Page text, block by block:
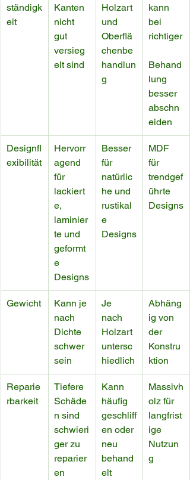
ständigk
eit
Kanten
nicht
gut
versieg
elt sind
Holzart
und
Oberflä
chenbe
handlun
g
kann
bei
richtiger
Behand
lung
besser
abschn
eiden
Designfl
exibilität
Hervorr
agend
für
lackiert
e,
laminier
te und
geformt
e
Designs
Besser
für
natürlic
he und
rustikal
e
Designs
MDF
für
trendgef
ührte
Designs
Gewicht
Kann je
nach
Dichte
schwer
sein
Je
nach
Holzart
untersc
hiedlich
Abhäng
ig von
der
Konstru
ktion
Reparie
rbarkeit
Tiefere
Schäde
n sind
schwieri
ger zu
reparier
en
Kann
häufig
geschliff
en oder
neu
behand
elt
Massivh
olz für
langfrist
ige
Nutzun
g